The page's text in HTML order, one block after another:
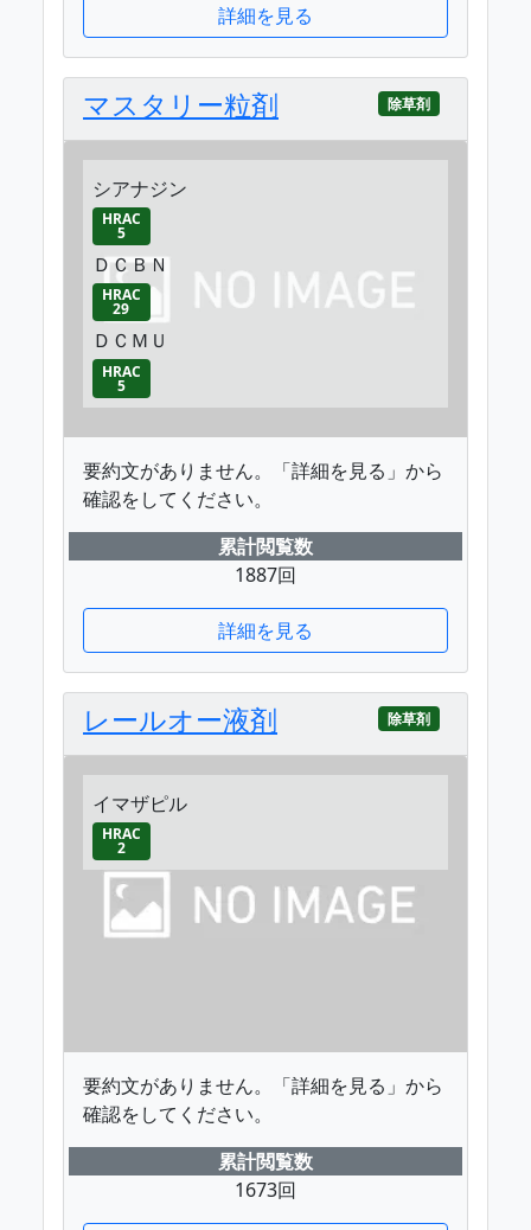
詳細を見る
マスタリー粒剤 除草剤
シアナジン
HRAC
5
ＤＣＢＮ
HRAC
29
ＤＣＭＵ
HRAC
5
要約文がありません。「詳細を見る」から
確認をしてください。
累計閲覧数
1887回
詳細を見る
レールオー液剤 除草剤
イマザピル
HRAC
2
要約文がありません。「詳細を見る」から
確認をしてください。
累計閲覧数
1673回